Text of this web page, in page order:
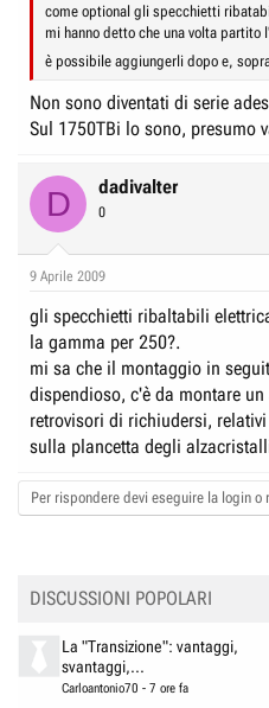
come optional gli specchietti
mi hanno detto che una volta partito
è possibile aggiungerli dopo e,
Non sono diventati di serie
Sul 1750TBi lo sono, presumo
D dadivalter
0
9 Aprile 2009
gli specchietti ribaltabili
la gamma per 250?.
mi sa che il montaggio in
dispendioso, c'è da montare
retrovisori di richiudersi,
sulla plancetta degli
Per rispondere devi eseguire la login o
DISCUSSIONI POPOLARI
La "Transizione": vantaggi,
svantaggi,...
Carloantonio70 - 7 ore fa